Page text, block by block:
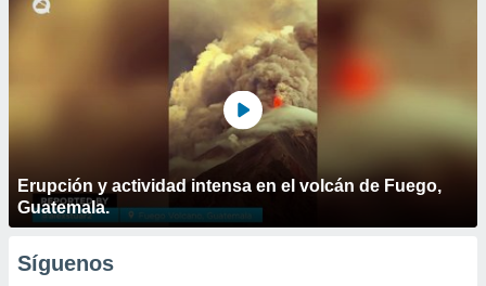
Erupción y actividad intensa en el volcán de Fuego,
Guatemala.
Síguenos